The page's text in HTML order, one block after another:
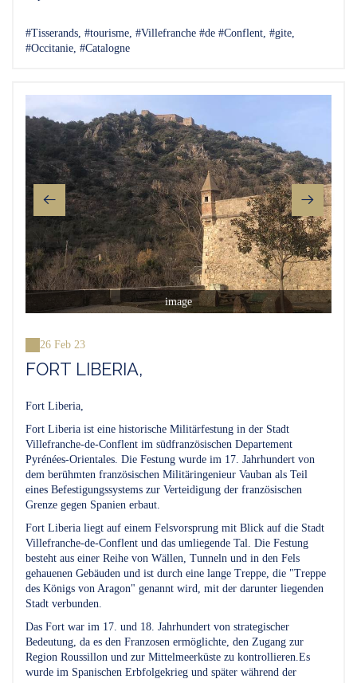
#Tisserands, #tourisme, #Villefranche #de #Conflent, #gite,
#Occitanie, #Catalogne
image
26 Feb 23
FORT LIBERIA,
Fort Liberia,
Fort Liberia ist eine historische Militärfestung in der Stadt
Villefranche-de-Conflent im südfranzösischen Departement
Pyrénées-Orientales. Die Festung wurde im 17. Jahrhundert von
dem berühmten französischen Militäringenieur Vauban als Teil
eines Befestigungssystems zur Verteidigung der französischen
Grenze gegen Spanien erbaut.
Fort Liberia liegt auf einem Felsvorsprung mit Blick auf die Stadt
Villefranche-de-Conflent und das umliegende Tal. Die Festung
besteht aus einer Reihe von Wällen, Tunneln und in den Fels
gehauenen Gebäuden und ist durch eine lange Treppe, die "Treppe
des Königs von Aragon" genannt wird, mit der darunter liegenden
Stadt verbunden.
Das Fort war im 17. und 18. Jahrhundert von strategischer
Bedeutung, da es den Franzosen ermöglichte, den Zugang zur
Region Roussillon und zur Mittelmeerküste zu kontrollieren.Es
wurde im Spanischen Erbfolgekrieg und später während der